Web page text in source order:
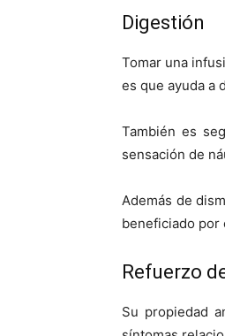
Digestión
Tomar una
es que ayuda a
También es
sensación de
Además de
beneficiado por
Refuerzo
Su propiedad